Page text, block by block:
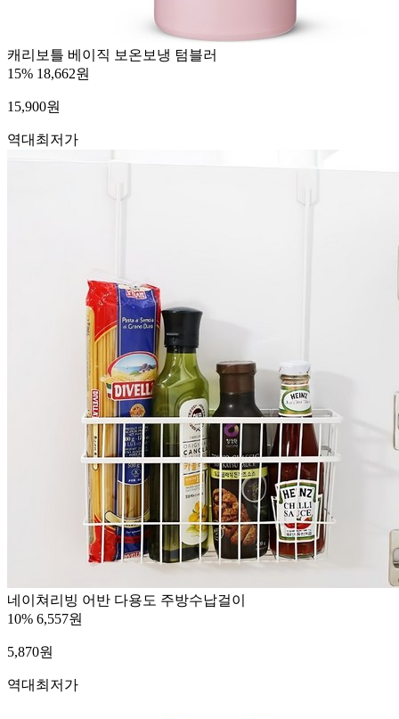
캐리보틀 베이직 보온보냉 텀블러
15% 18,662원
15,900원
역대최저가
네이쳐리빙 어반 다용도 주방수납걸이
10% 6,557원
5,870원
역대최저가